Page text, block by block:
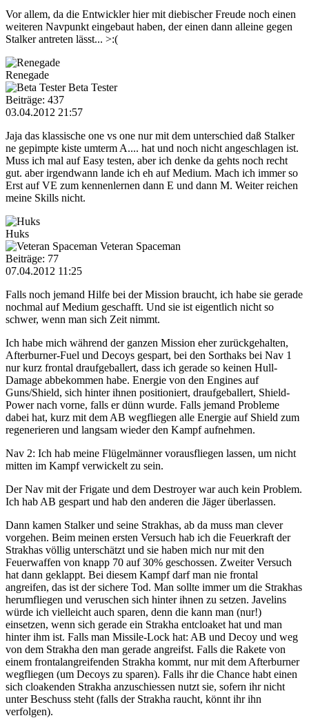
Vor allem, da die Entwickler hier mit diebischer Freude noch einen
weiteren Navpunkt eingebaut haben, der einen dann alleine gegen
Stalker antreten lässt... >:(
Renegade
Beta Tester
Beiträge: 437
03.04.2012 21:57
Jaja das klassische one vs one nur mit dem unterschied daß Stalker
ne gepimpte kiste umterm A.... hat und noch nicht angeschlagen ist.
Muss ich mal auf Easy testen, aber ich denke da gehts noch recht
gut. aber irgendwann lande ich eh auf Medium. Mach ich immer so
Erst auf VE zum kennenlernen dann E und dann M. Weiter reichen
meine Skills nicht.
Huks
Veteran Spaceman
Beiträge: 77
07.04.2012 11:25
Falls noch jemand Hilfe bei der Mission braucht, ich habe sie gerade
nochmal auf Medium geschafft. Und sie ist eigentlich nicht so
schwer, wenn man sich Zeit nimmt.
Ich habe mich während der ganzen Mission eher zurückgehalten,
Afterburner-Fuel und Decoys gespart, bei den Sorthaks bei Nav 1
nur kurz frontal draufgeballert, dass ich gerade so keinen Hull-
Damage abbekommen habe. Energie von den Engines auf
Guns/Shield, sich hinter ihnen positioniert, draufgeballert, Shield-
Power nach vorne, falls er dünn wurde. Falls jemand Probleme
dabei hat, kurz mit dem AB wegfliegen alle Energie auf Shield zum
regenerieren und langsam wieder den Kampf aufnehmen.
Nav 2: Ich hab meine Flügelmänner vorausfliegen lassen, um nicht
mitten im Kampf verwickelt zu sein.
Der Nav mit der Frigate und dem Destroyer war auch kein Problem.
Ich hab AB gespart und hab den anderen die Jäger überlassen.
Dann kamen Stalker und seine Strakhas, ab da muss man clever
vorgehen. Beim meinen ersten Versuch hab ich die Feuerkraft der
Strakhas völlig unterschätzt und sie haben mich nur mit den
Feuerwaffen von knapp 70 auf 30% geschossen. Zweiter Versuch
hat dann geklappt. Bei diesem Kampf darf man nie frontal
angreifen, das ist der sichere Tod. Man sollte immer um die Strakhas
herumfliegen und veruschen sich hinter ihnen zu setzen. Javelins
würde ich vielleicht auch sparen, denn die kann man (nur!)
einsetzen, wenn sich gerade ein Strakha entcloaket hat und man
hinter ihm ist. Falls man Missile-Lock hat: AB und Decoy und weg
von dem Strakha den man gerade angreifst. Falls die Rakete von
einem frontalangreifenden Strakha kommt, nur mit dem Afterburner
wegfliegen (um Decoys zu sparen). Falls ihr die Chance habt einen
sich cloakenden Strakha anzuschiessen nutzt sie, sofern ihr nicht
unter Beschuss steht (falls der Strakha raucht, könnt ihr ihn
verfolgen).